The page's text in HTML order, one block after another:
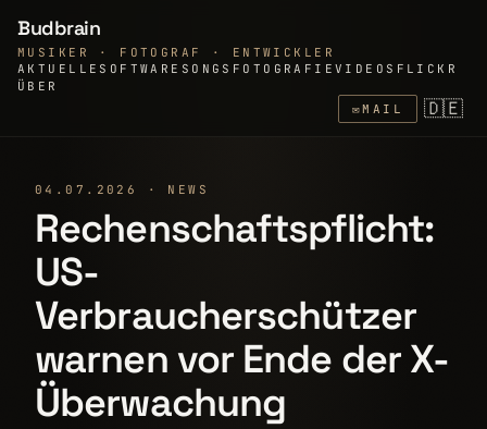
Budbrain
MUSIKER · FOTOGRAF · ENTWICKLER
AKTUELLE SOFTWARE SONGS FOTOGRAFIEVIDEOS FLICKR
ÜBER
✉MAIL 🇩🇪
04.07.2026 · NEWS
Rechenschaftspflicht:
US-
Verbraucherschützer
warnen vor Ende der X-
Überwachung